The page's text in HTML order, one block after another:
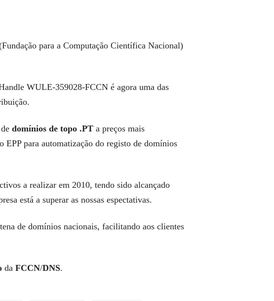
para a Computação Científica Nacional)
WULE-359028-FCCN é agora uma das
domínios de topo .PT a preços mais
para automatização do registo de domínios
a realizar em 2010, tendo sido alcançado
está a superar as nossas espectativas.
de domínios nacionais, facilitando aos clientes
da FCCN/DNS.